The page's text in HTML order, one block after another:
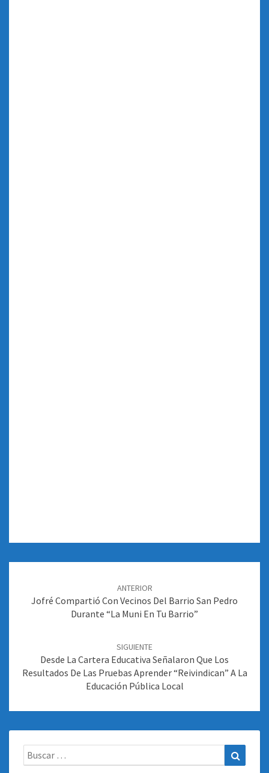
entradas
ANTERIOR
Jofré Compartió Con Vecinos Del Barrio San Pedro
Durante “La Muni En Tu Barrio”
SIGUIENTE
Desde La Cartera Educativa Señalaron Que Los
Resultados De Las Pruebas Aprender “reivindican” A La
Educación Pública Local
Buscar: